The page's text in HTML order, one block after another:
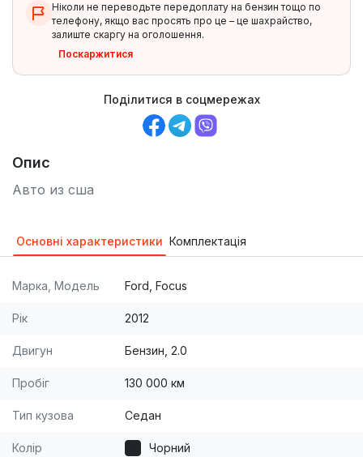
Ніколи не переводьте передоплату на бензин тощо по
телефону, якщо вас просять про це – це шахрайство,
залиште скаргу на оголошення.
Поскаржитися
Поділитися в соцмережах
Опис
Авто из сша
Основні характеристики Комплектація
Марка, Модель Ford, Focus
Рік 2012
Двигун Бензин, 2.0
Пробіг 130 000 км
Тип кузова Седан
Колір Чорний